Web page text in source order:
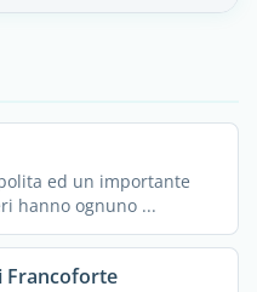
ed un importante
hanno ognuno ...
Francoforte